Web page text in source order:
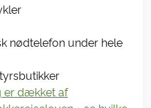
nødtelefon under hele
er dækket af